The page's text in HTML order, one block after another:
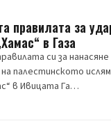
на множество
на големи
на водещи
правилата за
в Газа
си за
палестинското
в Ивицата Га…